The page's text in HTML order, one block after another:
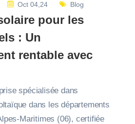
Oct 04,24 Blog
pour les
: Un
rentable avec
spécialisée dans
dans les départements
Maritimes (06), certifiée